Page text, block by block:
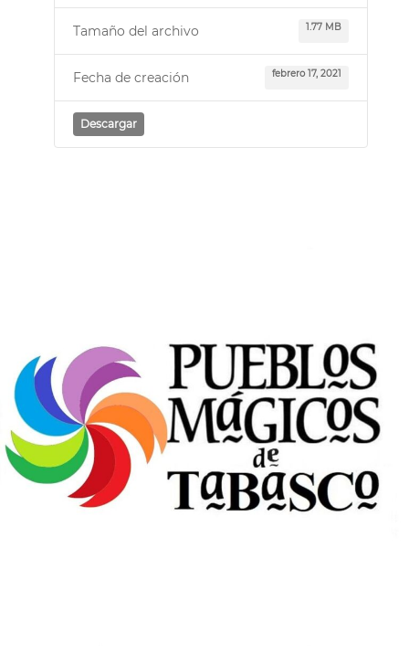
Tamaño del archivo 1.77 MB
Fecha de creación febrero 17, 2021
Descargar